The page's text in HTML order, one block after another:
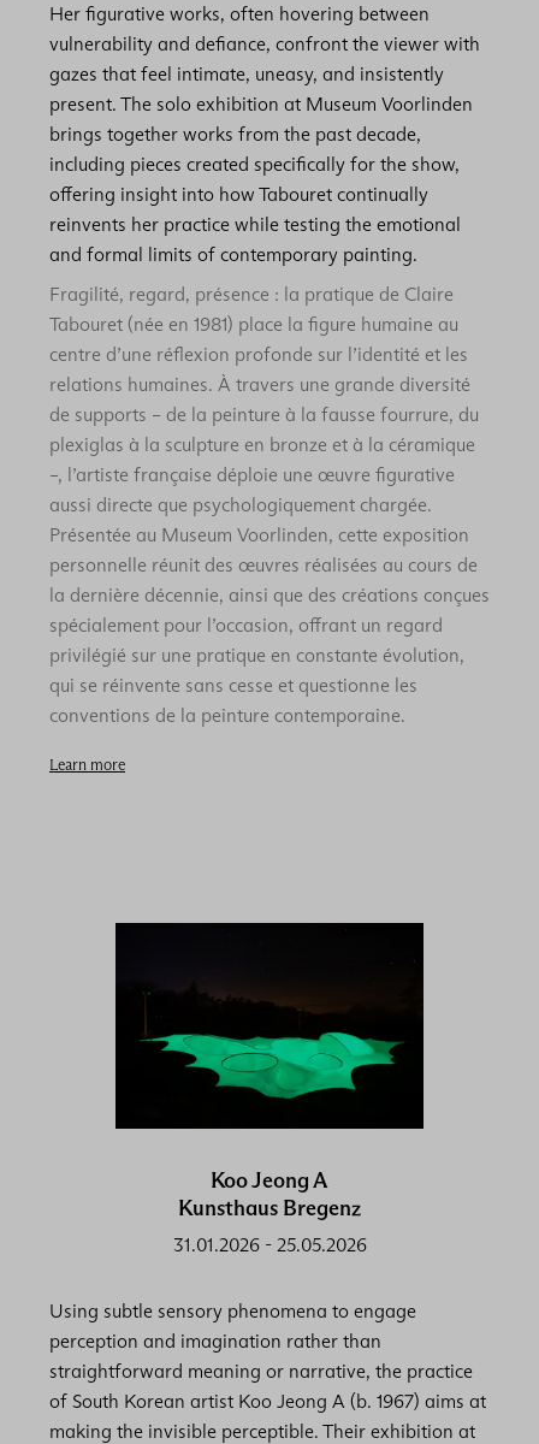
Her figurative works, often hovering between
vulnerability and defiance, confront the viewer with
gazes that feel intimate, uneasy, and insistently
present. The solo exhibition at Museum Voorlinden
brings together works from the past decade,
including pieces created specifically for the show,
offering insight into how Tabouret continually
reinvents her practice while testing the emotional
and formal limits of contemporary painting.
Fragilité, regard, présence : la pratique de Claire
Tabouret (née en 1981) place la figure humaine au
centre d’une réflexion profonde sur l’identité et les
relations humaines. À travers une grande diversité
de supports – de la peinture à la fausse fourrure, du
plexiglas à la sculpture en bronze et à la céramique
–, l’artiste française déploie une œuvre figurative
aussi directe que psychologiquement chargée.
Présentée au Museum Voorlinden, cette exposition
personnelle réunit des œuvres réalisées au cours de
la dernière décennie, ainsi que des créations conçues
spécialement pour l’occasion, offrant un regard
privilégié sur une pratique en constante évolution,
qui se réinvente sans cesse et questionne les
conventions de la peinture contemporaine.
Learn more
Koo Jeong A
Kunsthaus Bregenz
31.01.2026- 25.05.2026
Using subtle sensory phenomena to engage
perception and imagination rather than
straightforward meaning or narrative, the practice
of South Korean artist Koo Jeong A (b. 1967) aims at
making the invisible perceptible. Their exhibition at